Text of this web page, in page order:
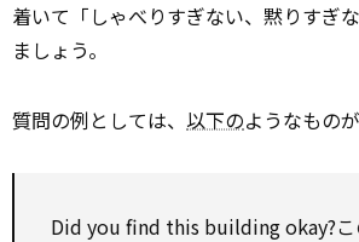
着いて「しゃべりすぎない、黙りすぎ
ましょう。
質問の例としては、 以下のようなもの
Did you find this building okay?こ